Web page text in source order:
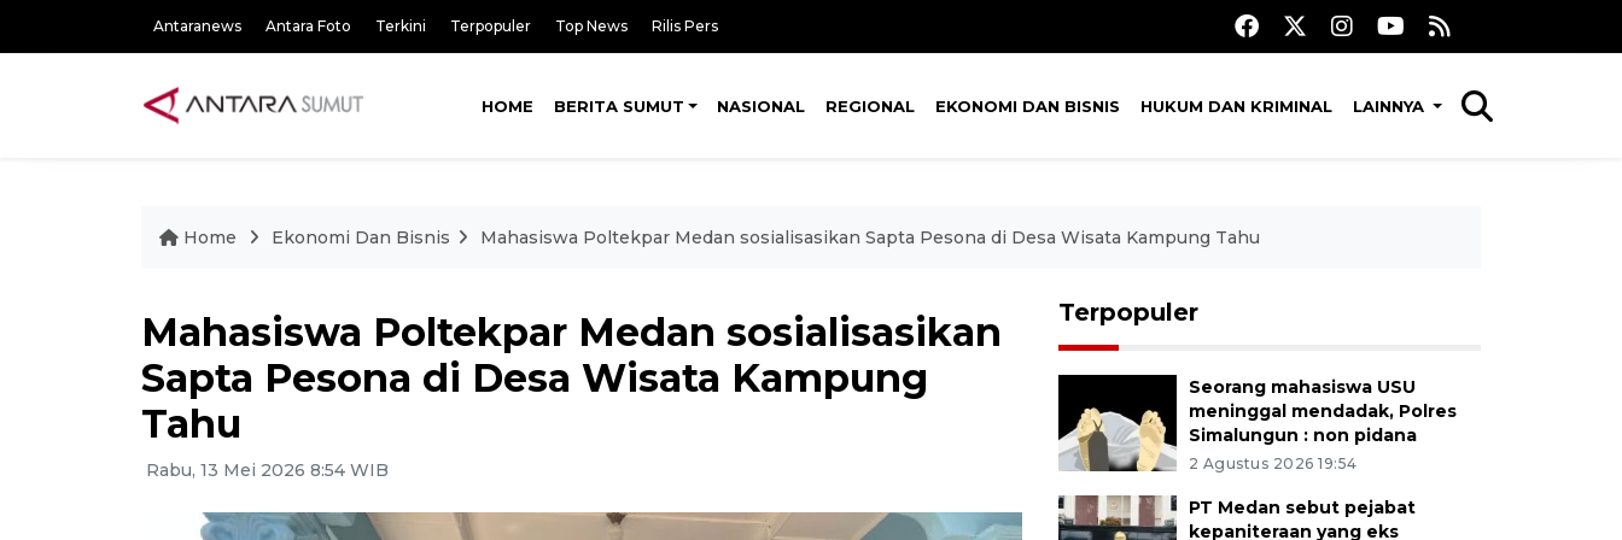
Antaranews Antara Foto Terkini Terpopuler Top News Rilis Pers
HOME BERITA SUMUT NASIONAL REGIONAL EKONOMI DAN BISNIS HUKUM DAN KRIMINAL LAINNYA
Home Ekonomi Dan Bisnis Mahasiswa Poltekpar Medan sosialisasikan Sapta Pesona di Desa Wisata Kampung Tahu
Mahasiswa Poltekpar Medan sosialisasikan
Sapta Pesona di Desa Wisata Kampung
Tahu
Rabu, 13 Mei 2026 8:54 WIB
Terpopuler
Seorang mahasiswa USU
meninggal mendadak, Polres
Simalungun : non pidana
2 Agustus 2026 19:54
PT Medan sebut pejabat
kepaniteraan yang eks